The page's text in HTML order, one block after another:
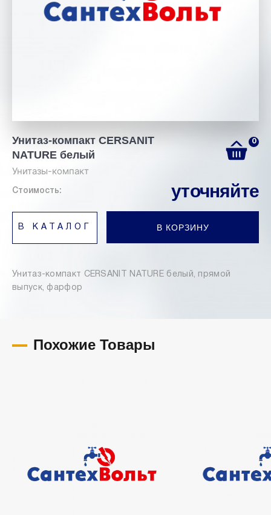
Унитаз-компакт CERSANIT
NATURE белый
Унитазы-компакт
0
Стоимость: уточняйте
В КАТАЛОГ В КОРЗИНУ
Унитаз-компакт CERSANIT NATURE белый, прямой
выпуск, фарфор
Похожие Товары